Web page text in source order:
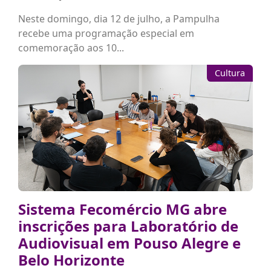
Neste domingo, dia 12 de julho, a Pampulha
recebe uma programação especial em
comemoração aos 10...
Cultura
Sistema Fecomércio MG abre
inscrições para Laboratório de
Audiovisual em Pouso Alegre e
Belo Horizonte